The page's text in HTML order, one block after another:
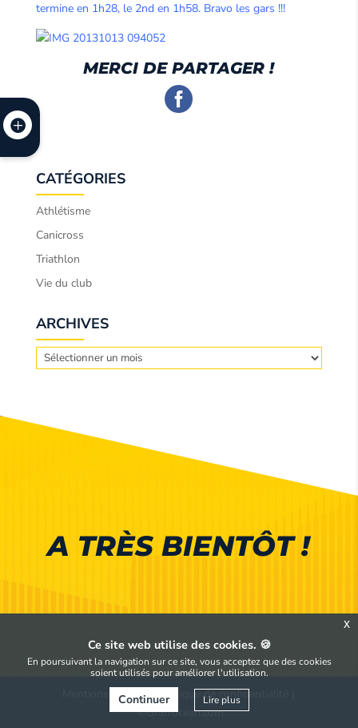
termine en 1h28, le 2nd en 1h58. Bravo les gars !!!
MERCI DE PARTAGER !
CATÉGORIES
Athlétisme
Canicross
Triathlon
Vie du club
ARCHIVES
Archives
A TRÈS BIENTÔT !
Mentions légales|Politique de confidentialité
©Graffocean.com
Ce site web utilise des cookies. 🍪
En poursuivant la navigation sur ce site, vous acceptez que des cookies
soient utilisés pour améliorer l'utilisation.
Continuer Lire plus
x